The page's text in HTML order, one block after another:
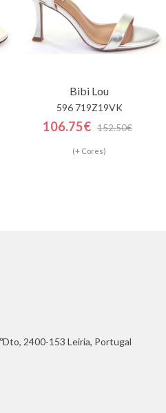
Bibi Lou
596 719Z19VK
106.75€ 152.50€
(+ Cores)
2400-153 Leiria, Portugal